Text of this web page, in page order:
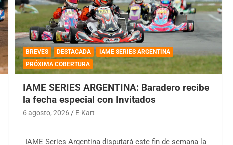
BREVES DESTACADA
IAME SERIES ARGENTINA
PRÓXIMA COBERTURA
IAME SERIES ARGENTINA: Baradero recibe
la fecha especial con Invitados
6 agosto, 2026 E-Kart
IAME Series Argentina disputará este fin de semana la